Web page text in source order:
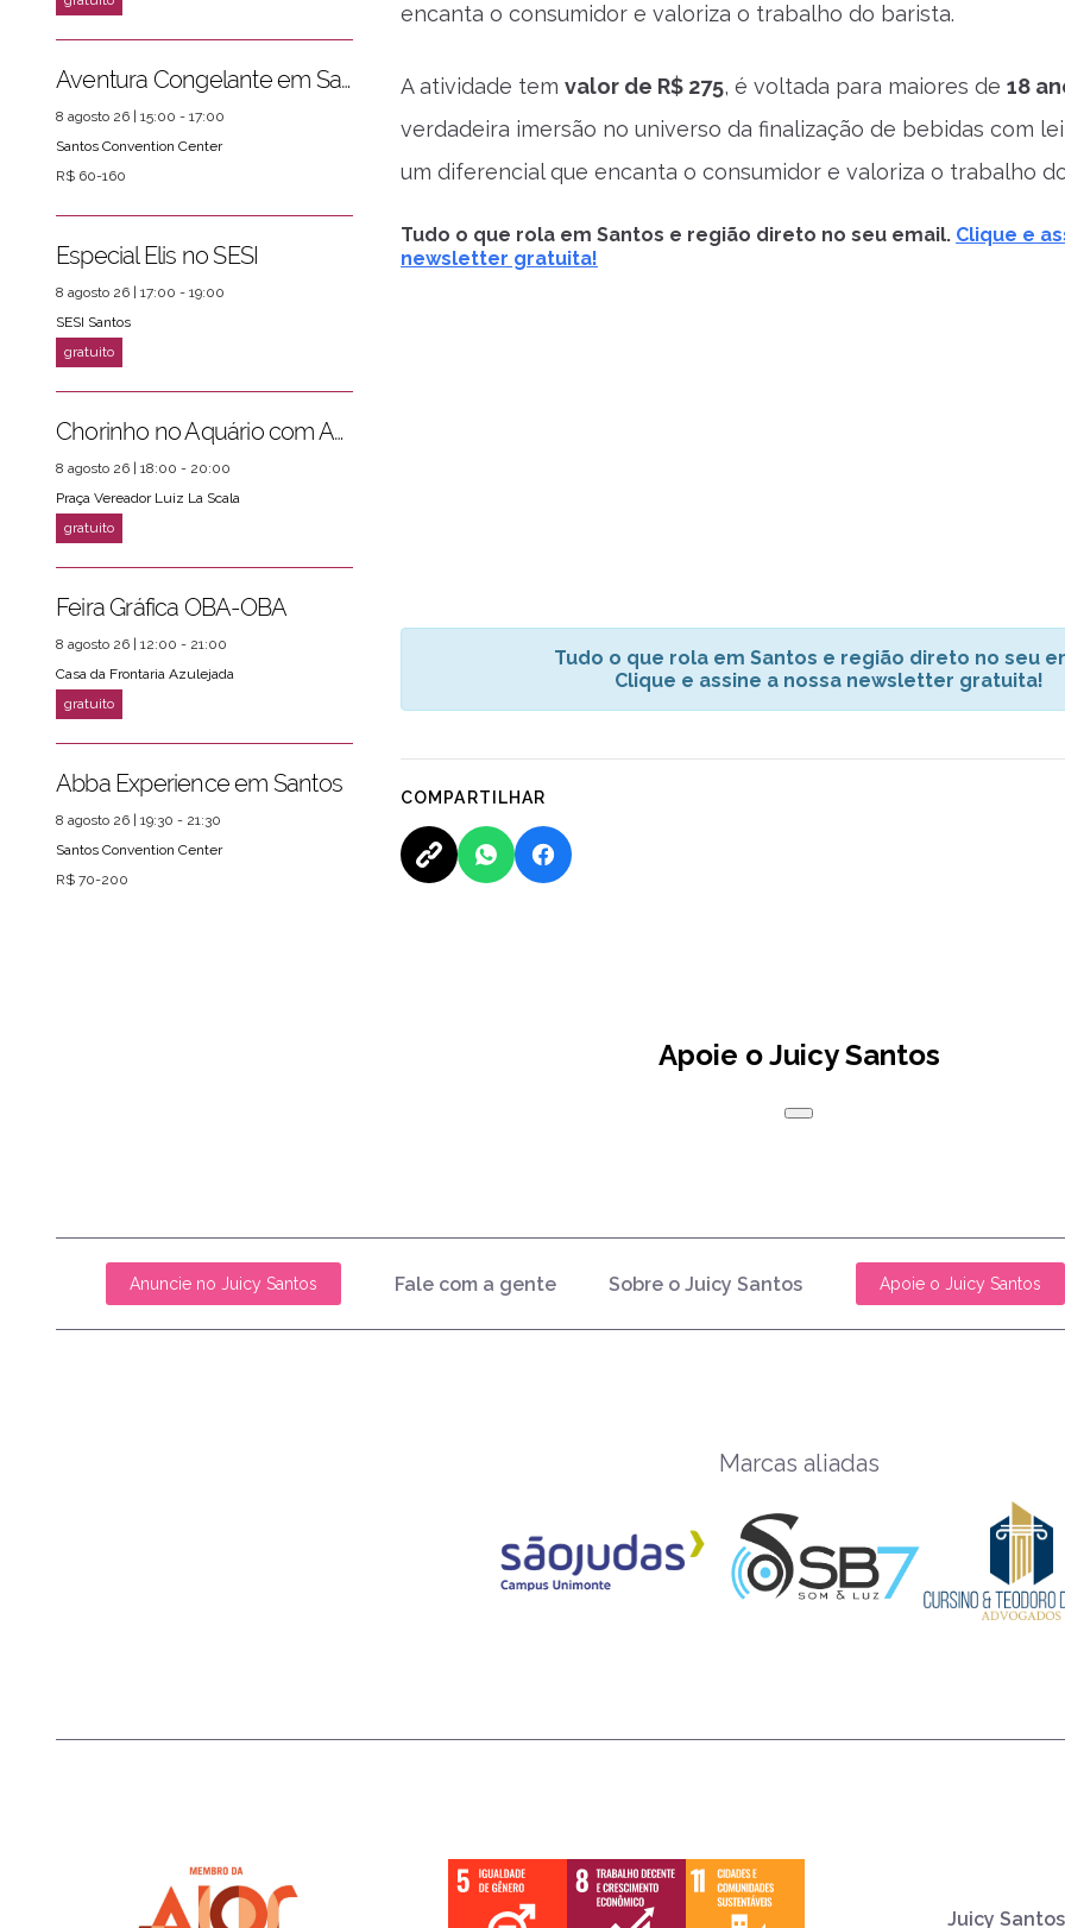
encanta o consumidor e valoriza o trabalho do barista.
A atividade tem valor de R$ 275, é voltada para maiores de 18
verdadeira imersão no universo da finalização de bebidas com
um diferencial que encanta o consumidor e valoriza o trabalho
Tudo o que rola em Santos e região direto no seu email. Clique e
newsletter gratuita!
Tudo o que rola em Santos e região direto no seu
Clique e assine a nossa newsletter gratuita!
COMPARTILHAR
Aventura Congelante em Santos
8 agosto 26 | 15:00 - 17:00
Santos Convention Center
R$ 60-160
Especial Elis no SESI
8 agosto 26 | 17:00 - 19:00
SESI Santos
Chorinho no Aquário com Amigos da Música e Mari Torres
8 agosto 26 | 18:00 - 20:00
Praça Vereador Luiz La Scala
Feira Gráfica OBA-OBA
8 agosto 26 | 12:00 - 21:00
Casa da Frontaria Azulejada
Abba Experience em Santos
8 agosto 26 | 19:30 - 21:30
Santos Convention Center
R$ 70-200
Apoie o Juicy Santos
Anuncie no Juicy Santos Fale com a gente Sobre o Juicy Santos Apoie o Juicy Santos
Marcas aliadas
Juicy Santos